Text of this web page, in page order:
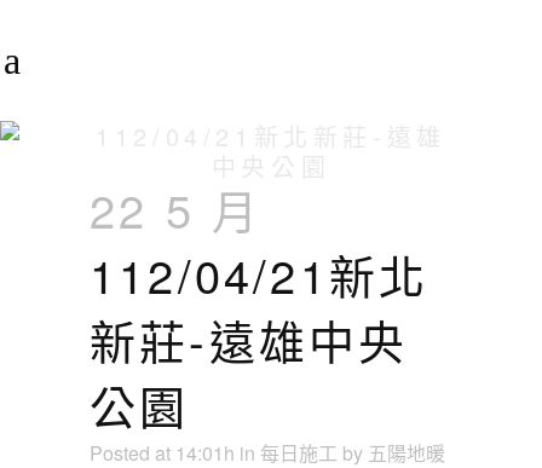
22 5 月
112/04/21新北
新莊-遠雄中央
公園
Posted at 14:01h in 每日施工 by 五陽地暖